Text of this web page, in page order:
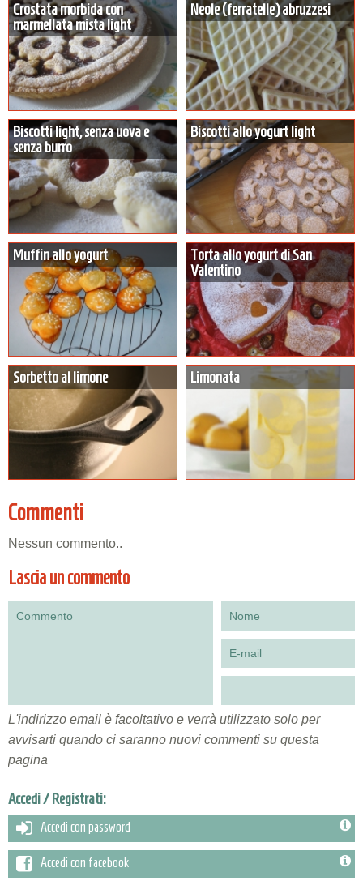
Crostata morbida con
marmellata mista light
Neole (ferratelle) abruzzesi
Biscotti light, senza uova e
senza burro
Biscotti allo yogurt light
Muffin allo yogurt
Torta allo yogurt di San
Valentino
Sorbetto al limone Limonata
Commenti
Nessun commento..
Lascia un commento
L'indirizzo email è facoltativo e verrà utilizzato solo per
avvisarti quando ci saranno nuovi commenti su questa
pagina
Accedi / Registrati:
Accedi con password
Accedi con facebook